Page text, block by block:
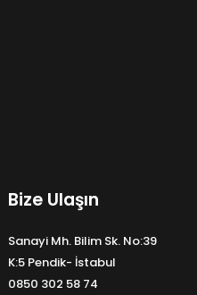
Bize Ulaşın
Sanayi Mh. Bilim Sk. No:39
K:5 Pendik- İstabul
0850 302 58 74